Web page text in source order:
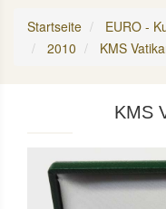
Startseite EURO -
2010
KMS
KMS